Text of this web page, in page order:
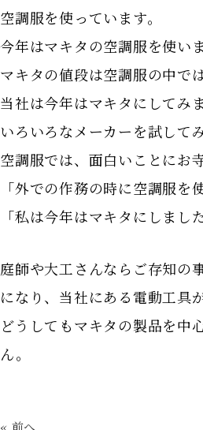
空調服を使っています。
今年はマキタの空調服を使いま
マキタの値段は空調服の中で
当社は今年はマキタにしてみま
いろいろなメーカーを試して
空調服では、面白いことにお
「外での作務の時に空調服
「私は今年はマキタにしま
庭師や大工さんならご存知の
になり、当社にある電動工具
どうしてもマキタの製品を中
ん。
« 前へ